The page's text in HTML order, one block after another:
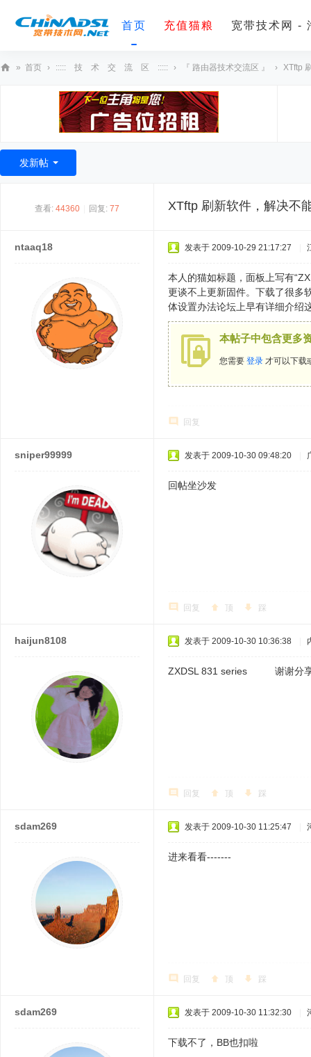
首页 充值猫粮 宽带技术网 -
术
» 首页 › ::::: 技 术 交 流 区 ::::: › 『 路由器技术交流区 』 › XTftp
发新帖
查看: 44360 回复: 77 XTftp 刷新软件，解决不
ntaaq18 发表于 2009-10-29 21:17:27
本人的猫如标题，面板上写有
更谈不上更新固件。下载了很多
体设置办法论坛上早有详细介绍
本帖子中包含更多
您需要 登录 才可以下载
回复
sniper99999 发表于 2009-10-30 09:48:20
回帖坐沙发
回复 顶 踩
haijun8108 发表于 2009-10-30 10:36:38
ZXDSL 831 series 谢谢分
回复 顶 踩
sdam269 发表于 2009-10-30 11:25:47
进来看看-------
回复 顶 踩
sdam269 发表于 2009-10-30 11:32:30
下载不了，BB也扣啦